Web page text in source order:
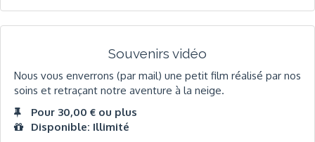
Souvenirs vidéo
Nous vous enverrons (par mail) une petit film réalisé par nos
soins et retraçant notre aventure à la neige.
Pour 30,00 € ou plus
Disponible: Illimité